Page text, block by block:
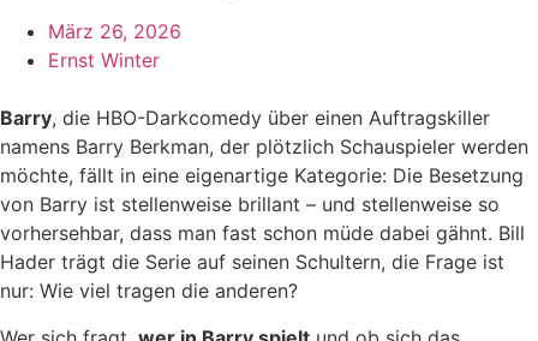
März 26, 2026
Ernst Winter
Barry, die HBO-Darkcomedy über einen Auftragskiller
namens Barry Berkman, der plötzlich Schauspieler werden
möchte, fällt in eine eigenartige Kategorie: Die Besetzung
von Barry ist stellenweise brillant – und stellenweise so
vorhersehbar, dass man fast schon müde dabei gähnt. Bill
Hader trägt die Serie auf seinen Schultern, die Frage ist
nur: Wie viel tragen die anderen?